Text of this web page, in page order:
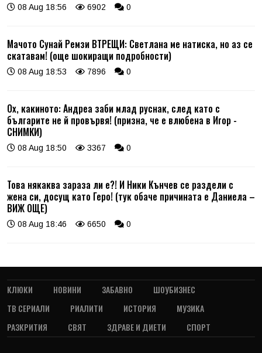
08 Aug 18:56 6902 0
Мачото Сунай Ремзи ВТРЕЩИ: Светлана ме натиска, но аз се
скатавам! (още шокиращи подробности)
08 Aug 18:53 7896 0
Ох, какиното: Андреа заби млад руснак, след като с
българите не й провървя! (призна, че е влюбена в Игор -
СНИМКИ)
08 Aug 18:50 3367 0
Това някаква зараза ли е?! И Ники Кънчев се раздели с
жена си, досущ като Геро! (тук обаче причината е Даниела –
ВИЖ ОЩЕ)
08 Aug 18:46 6650 0
КЛЮКИ НОВИНИ ЗАБАВНО
ШОУБИЗНЕС
ТВ СЕРИАЛИ
РИАЛИТИ ИСТОРИЯ
МУЗИКА
РАЗКРИТИЯ
СВЯТ ЗДРАВЕ И ДИЕТИ СПОРТ